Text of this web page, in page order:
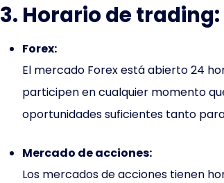
3. Horario de trading:
Forex:
El mercado Forex está abierto 24
participen en cualquier momento
oportunidades suficientes tanto
Mercado de acciones:
Los mercados de acciones tienen